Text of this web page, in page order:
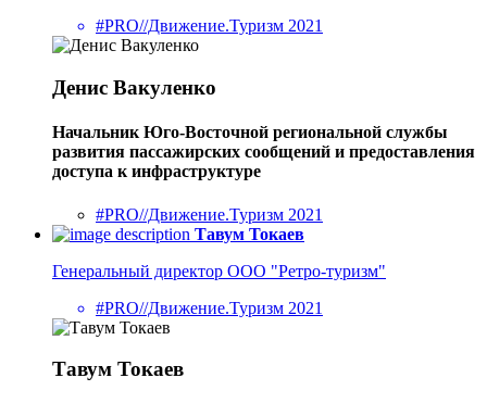
#PRO//Движение.Туризм 2021
Денис Вакуленко
Начальник Юго-Восточной региональной службы
развития пассажирских сообщений и предоставления
доступа к инфраструктуре
#PRO//Движение.Туризм 2021
Тавум Токаев
Генеральный директор ООО "Ретро-туризм"
#PRO//Движение.Туризм 2021
Тавум Токаев